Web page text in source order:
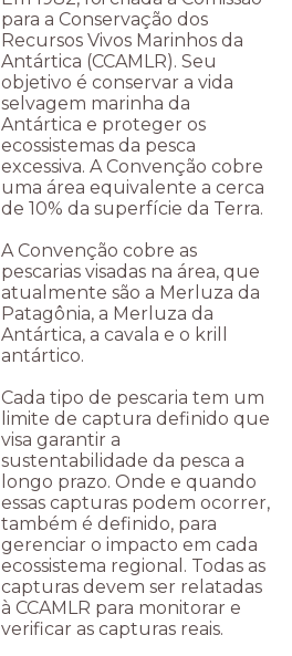
para a Conservação dos
Recursos Vivos Marinhos da
Antártica (CCAMLR). Seu
objetivo é conservar a vida
selvagem marinha da
Antártica e proteger os
ecossistemas da pesca
excessiva. A Convenção cobre
uma área equivalente a cerca
de 10% da superfície da Terra.
A Convenção cobre as
pescarias visadas na área, que
atualmente são a Merluza da
Patagônia, a Merluza da
Antártica, a cavala e o krill
antártico.
Cada tipo de pescaria tem um
limite de captura definido que
visa garantir a
sustentabilidade da pesca a
longo prazo. Onde e quando
essas capturas podem ocorrer,
também é definido, para
gerenciar o impacto em cada
ecossistema regional. Todas as
capturas devem ser relatadas
à CCAMLR para monitorar e
verificar as capturas reais.